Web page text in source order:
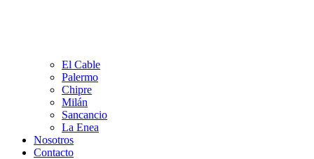
El Cable
Palermo
Chipre
Milán
Sancancio
La Enea
Nosotros
Contacto